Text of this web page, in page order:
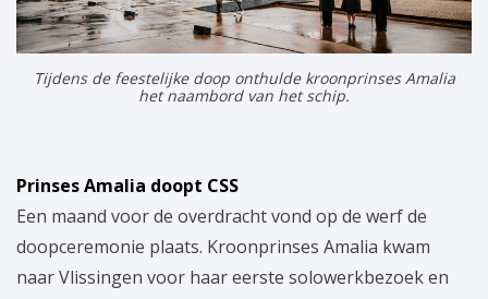
Tijdens de feestelijke doop onthulde kroonprinses Amalia
het naambord van het schip.
Prinses Amalia doopt CSS
Een maand voor de overdracht vond op de werf de
doopceremonie plaats. Kroonprinses Amalia kwam
naar Vlissingen voor haar eerste solowerkbezoek en